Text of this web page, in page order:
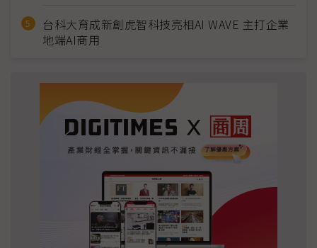
台科大育成新創虎智科技亮相AI WAVE 主打企業
地端AI商用